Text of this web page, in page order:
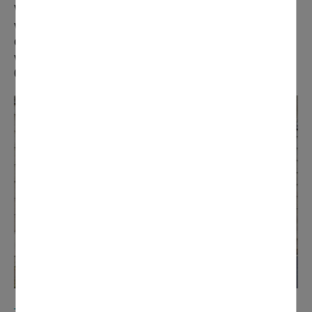
Vous pouvez déjà visiter les appartements et réserver
votre futur logement. Rendez-vous à l'espace
d'accueil (14 bis rue de la mairie), ouvert du lundi au
vendredi de 9h à 17h. Pour prendre rendez-vous au
0800 62 63 64, ou domont@jardins-arcadie.fr.